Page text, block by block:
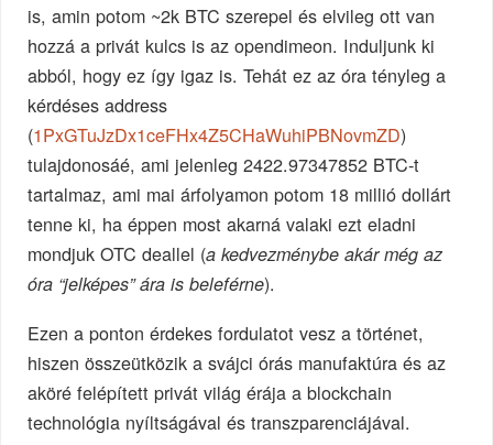
is, amin potom ~2k BTC szerepel és elvileg ott van
hozzá a privát kulcs is az opendimeon. Induljunk ki
abból, hogy ez így igaz is. Tehát ez az óra tényleg a
kérdéses address
(1PxGTuJzDx1ceFHx4Z5CHaWuhiPBNovmZD)
tulajdonosáé, ami jelenleg 2422.97347852 BTC-t
tartalmaz, ami mai árfolyamon potom 18 millió dollárt
tenne ki, ha éppen most akarná valaki ezt eladni
mondjuk OTC deallel (a kedvezménybe akár még az
óra “jelképes” ára is beleférne).
Ezen a ponton érdekes fordulatot vesz a történet,
hiszen összeütközik a svájci órás manufaktúra és az
aköré felépített privát világ érája a blockchain
technológia nyíltságával és transzparenciájával.